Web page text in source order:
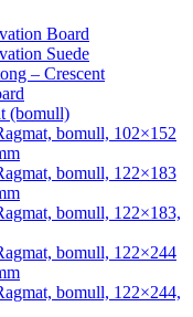
Board
Suede
– Crescent
(bomull)
bomull, 102×152
bomull, 122×183
bomull, 122×183,
bomull, 122×244
bomull, 122×244,